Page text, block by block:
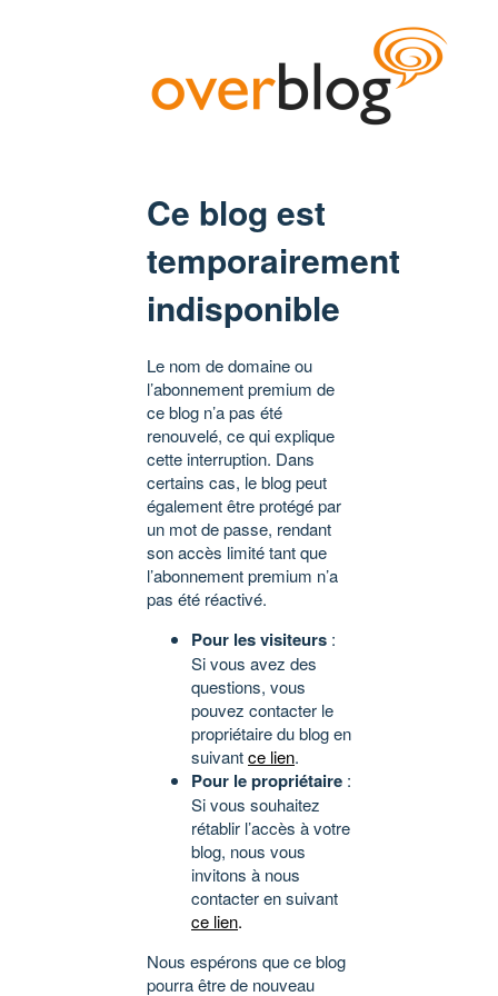
Ce blog est
temporairement
indisponible
Le nom de domaine ou
l’abonnement premium de
ce blog n’a pas été
renouvelé, ce qui explique
cette interruption. Dans
certains cas, le blog peut
également être protégé par
un mot de passe, rendant
son accès limité tant que
l’abonnement premium n’a
pas été réactivé.
Pour les visiteurs :
Si vous avez des
questions, vous
pouvez contacter le
propriétaire du blog en
suivantce lien.
Pour le propriétaire :
Si vous souhaitez
rétablir l’accès à votre
blog, nous vous
invitons à nous
contacter en suivant
ce lien.
Nous espérons que ce blog
pourra être de nouveau